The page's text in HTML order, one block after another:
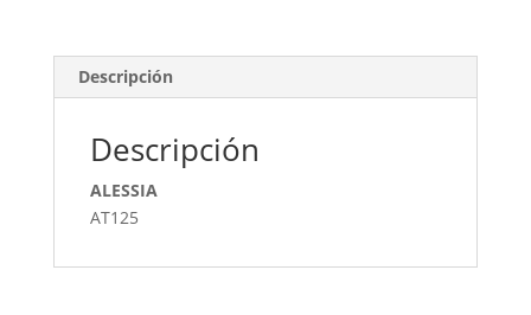
Descripción
Descripción
ALESSIA
AT125